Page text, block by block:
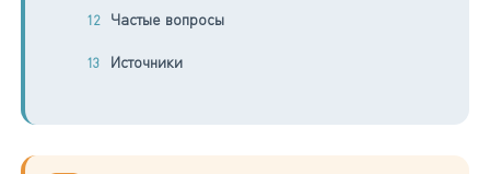
Частые вопросы
Источники